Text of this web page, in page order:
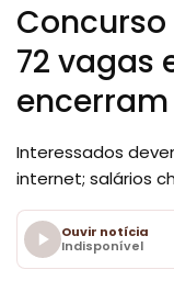
72 vagas
encerram
Interessados
internet; salários
Ouvir notícia
Indisponível